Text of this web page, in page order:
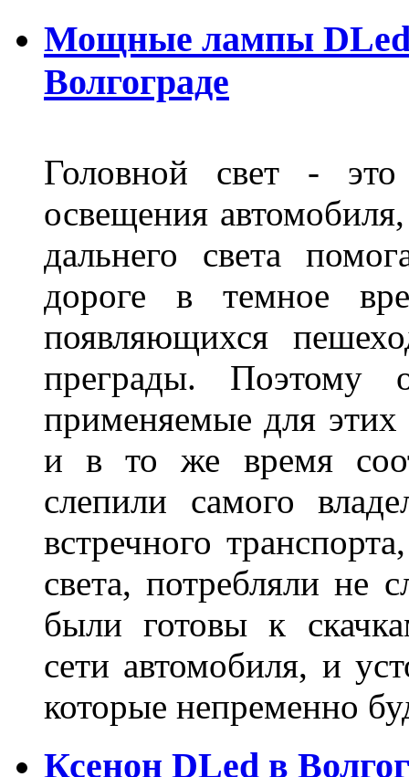
Мощные лампы DLed
Волгограде
Головной свет -
освещения
дальнего света
дороге в темное
появляющихся
преграды. Поэтому
применяемые для
и в то же время
слепили самого
встречного
света, потребляли не
были готовы к
сети автомобиля, и
которые непременно
Ксенон DLed в